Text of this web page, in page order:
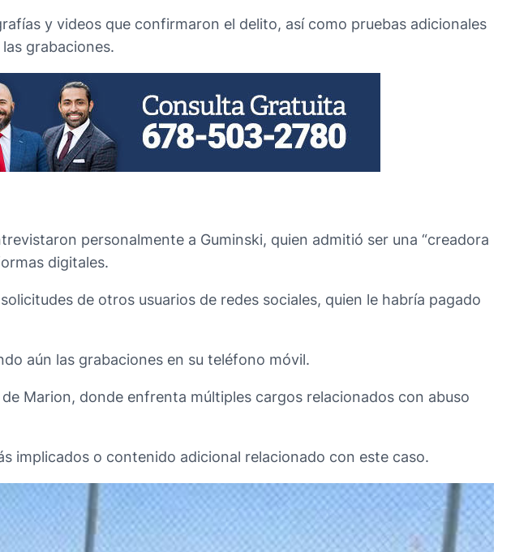
y videos que confirmaron el delito, así como pruebas adicionales
grabaciones.
personalmente a Guminski, quien admitió ser una “creadora
digitales.
de otros usuarios de redes sociales, quien le habría pagado
aún las grabaciones en su teléfono móvil.
Marion, donde enfrenta múltiples cargos relacionados con abuso
implicados o contenido adicional relacionado con este caso.